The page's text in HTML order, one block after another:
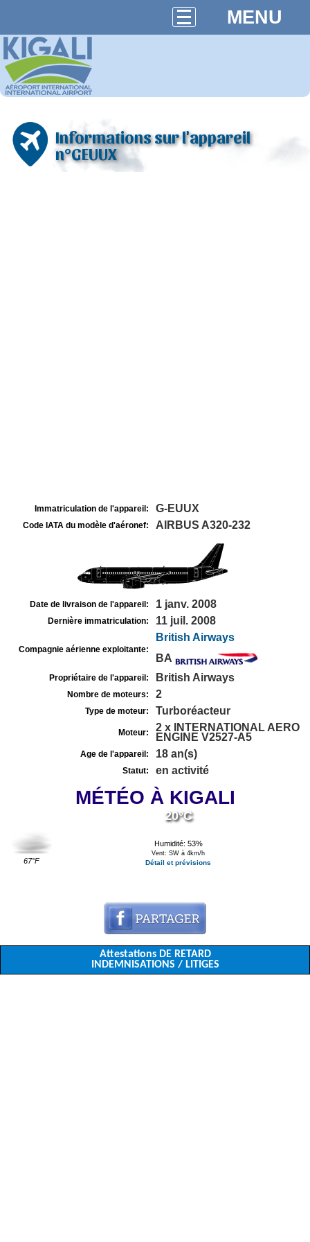
MENU
Informations sur l'appareil
n°GEUUX
Immatriculation de l'appareil: G-EUUX
Code IATA du modèle d'aéronef: AIRBUS A320-232
Date de livraison de l'appareil: 1 janv. 2008
Dernière immatriculation: 11 juil. 2008
Compagnie aérienne exploitante:
British Airways
BA
Propriétaire de l'appareil: British Airways
Nombre de moteurs: 2
Type de moteur: Turboréacteur
Moteur:
2 x INTERNATIONAL AERO
ENGINE V2527-A5
Age de l'appareil: 18 an(s)
Statut: en activité
MÉTÉO À KIGALI
67°F
20°C
Humidité: 53%
Vent: SW à 4km/h
Détail et prévisions
Attestations DE RETARD
INDEMNISATIONS / LITIGES